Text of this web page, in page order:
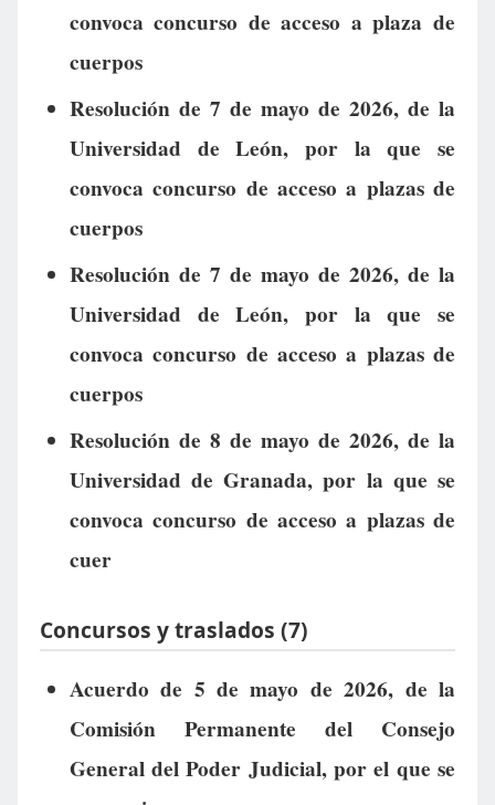
convoca concurso de acceso a plaza de
cuerpos
Resolución de 7 de mayo de 2026, de la
Universidad de León, por la que se
convoca concurso de acceso a plazas de
cuerpos
Resolución de 7 de mayo de 2026, de la
Universidad de León, por la que se
convoca concurso de acceso a plazas de
cuerpos
Resolución de 8 de mayo de 2026, de la
Universidad de Granada, por la que se
convoca concurso de acceso a plazas de
cuer
Concursos y traslados (7)
Acuerdo de 5 de mayo de 2026, de la
Comisión Permanente del Consejo
General del Poder Judicial, por el que se